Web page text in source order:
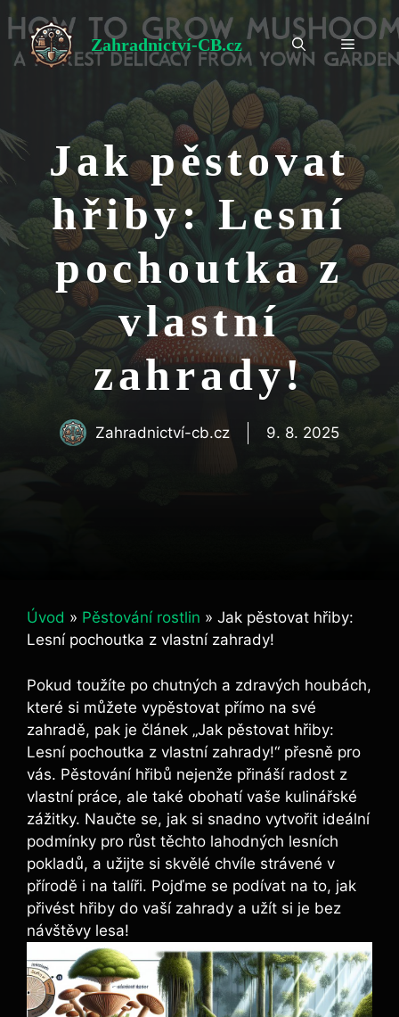
na
obsah
Zahradnictví-CB.cz Menu
Jak pěstovat
hřiby: Lesní
pochoutka z
vlastní
zahrady!
Zahradnictví-cb.cz 9. 8. 2025
Úvod » Pěstování rostlin » Jak pěstovat hřiby:
Lesní pochoutka z vlastní zahrady!
Pokud toužíte po chutných a zdravých houbách,
které si můžete vypěstovat přímo na své
zahradě, pak je článek „Jak pěstovat hřiby:
Lesní pochoutka z vlastní zahrady!“ přesně pro
vás. Pěstování hřibů nejenže přináší radost z
vlastní práce, ale také obohatí vaše kulinářské
zážitky. Naučte se, jak si snadno vytvořit ideální
podmínky pro růst těchto lahodných lesních
pokladů, a užijte si skvělé chvíle strávené v
přírodě i na talíři. Pojďme se podívat na to, jak
přivést hřiby do vaší zahrady a užít si je bez
návštěvy lesa!